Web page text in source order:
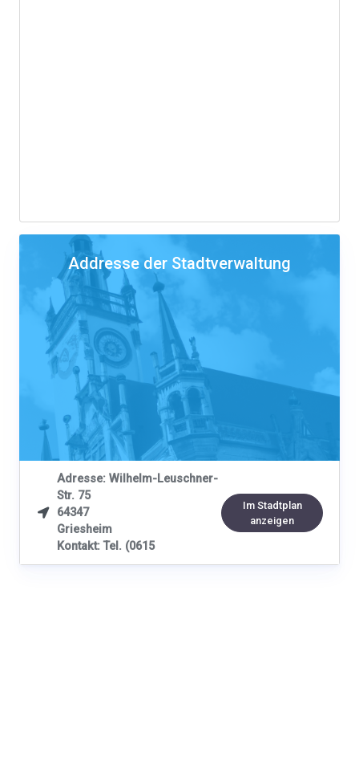
Addresse der Stadtverwaltung

Adresse: Wilhelm-Leuschner-
Str. 75
64347
Griesheim
Kontakt: Tel. (0615
Im Stadtplan
anzeigen